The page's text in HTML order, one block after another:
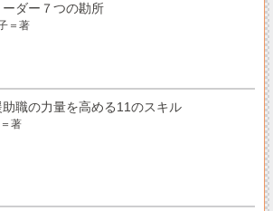
ダー７つの勘所
＝著
職の力量を高める11のスキル
著